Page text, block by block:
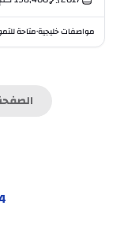
مواصفات خليجية•متاحة